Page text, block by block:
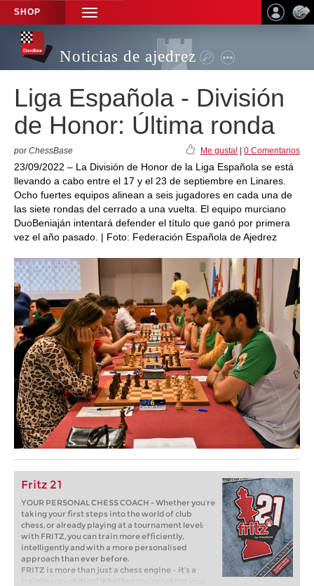
SHOP
TOGGLE
NAVIGATION
Noticias de ajedrez
Liga Española - División
de Honor: Última ronda
por ChessBase Me gusta! 0 Comentarios
23/09/2022 – La División de Honor de la Liga Española se está
llevando a cabo entre el 17 y el 23 de septiembre en Linares.
Ocho fuertes equipos alinean a seis jugadores en cada una de
las siete rondas del cerrado a una vuelta. El equipo murciano
DuoBeniaján intentará defender el título que ganó por primera
vez el año pasado. | Foto: Federación Española de Ajedrez
Fritz 21
YOUR PERSONAL CHESS COACH - Whether you’re
taking your first steps into the world of club
chess, or already playing at a tournament level:
with FRITZ, you can train more efficiently,
intelligently and with a more personalised
approach than ever before.
FRITZ is more than just a chess engine – it’s a
training revolution! Whether you’re taking your